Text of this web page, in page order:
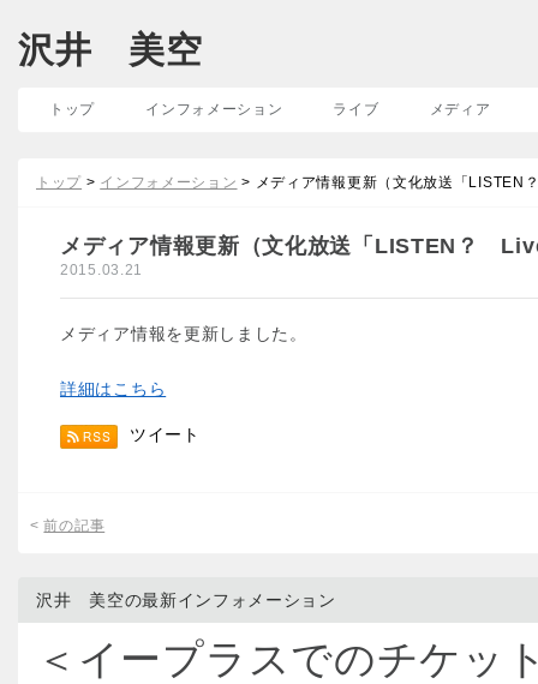
沢井 美空
トップ インフォメーション ライブ メディア
トップ > インフォメーション > メディア情報更新（文化放送「
メディア情報更新（文化放送「LISTEN？
2015.03.21
メディア情報を更新しました。
詳細はこちら
ツイート
<前の記事
沢井 美空の最新インフォメーション
＜イープラスでのチケッ